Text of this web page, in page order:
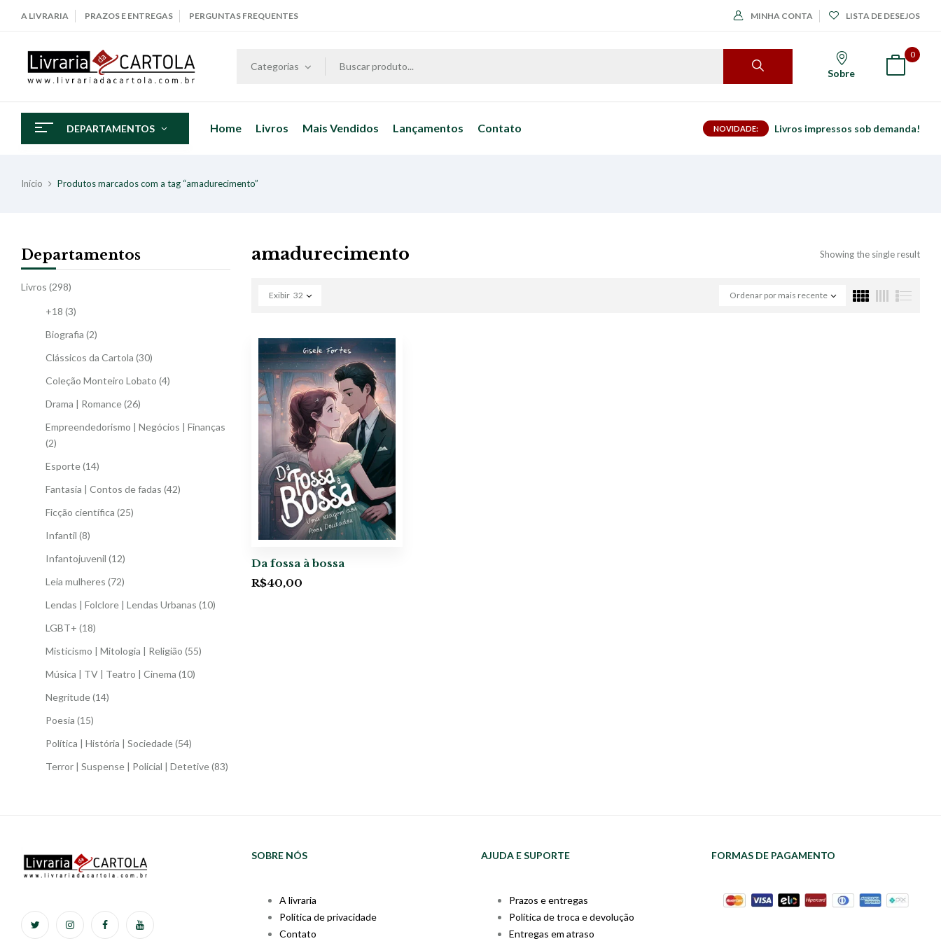
A LIVRARIA PRAZOS E ENTREGAS PERGUNTAS FREQUENTES MINHA CONTA LISTA DE DESEJOS
Categorias
Sobre
0
DEPARTAMENTOS Home Livros Mais Vendidos Lançamentos Contato NOVIDADE: Livros impressos sob demanda!
Início Produtos marcados com a tag “amadurecimento”
Departamentos
Livros (298)
+18 (3)
Biografia (2)
Clássicos da Cartola (30)
Coleção Monteiro Lobato (4)
Drama | Romance(26)
Empreendedorismo | Negócios | Finanças
(2)
Esporte(14)
Fantasia | Contos de fadas (42)
Ficção científica (25)
Infantil (8)
Infantojuvenil (12)
Leia mulheres (72)
Lendas | Folclore | Lendas Urbanas (10)
LGBT+ (18)
Misticismo | Mitologia | Religião (55)
Música | TV | Teatro | Cinema (10)
Negritude(14)
Poesia (15)
Política | História | Sociedade(54)
Terror | Suspense | Policial | Detetive(83)
amadurecimento Showing the single result
Ordenar por mais recente
Exibir 32
Da fossa à bossa
R$40,00
SOBRE NÓS
A livraria
Política de privacidade
Contato
AJUDA E SUPORTE
Prazos e entregas
Política de troca e devolução
Entregas em atraso
FORMAS DE PAGAMENTO